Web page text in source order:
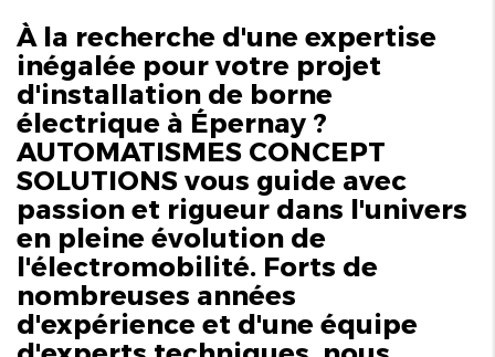
À la recherche d'une expertise
inégalée pour votre projet
d'installation de borne
électrique à Épernay ?
AUTOMATISMES CONCEPT
SOLUTIONS vous guide avec
passion et rigueur dans l'univers
en pleine évolution de
l'électromobilité. Forts de
nombreuses années
d'expérience et d'une équipe